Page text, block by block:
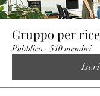
Gruppo per
Pubblico · 510 membri